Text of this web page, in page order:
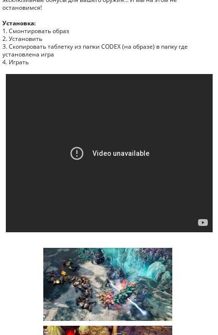
остановимся!
Установка:
1. Смонтировать образ
2. Установить
3. Скопировать таблетку из папки CODEX (на образе) в папку где
установлена игра
4. Играть